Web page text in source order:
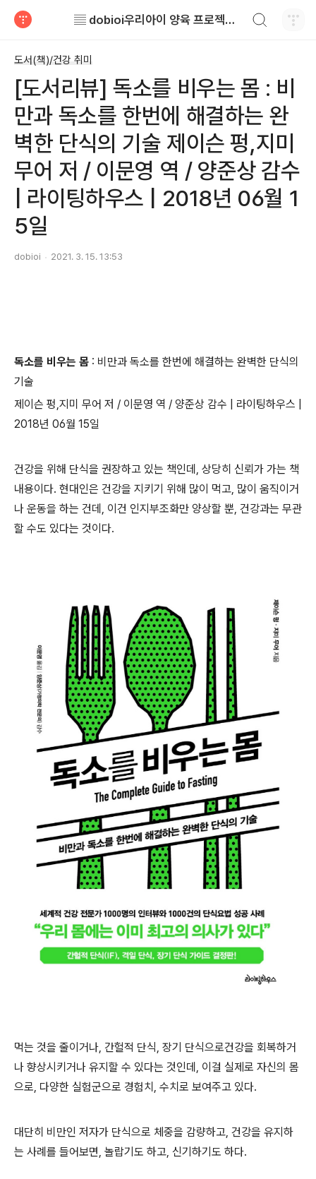
▤ dobioi우리아이 양육 프로젝트 ▤
도서(책)/건강 취미
[도서리뷰] 독소를 비우는 몸 : 비
만과 독소를 한번에 해결하는 완
벽한 단식의 기술 제이슨 펑,지미
무어 저 / 이문영 역 / 양준상 감수
| 라이팅하우스 | 2018년 06월 1
5일
dobioi 2021. 3. 15. 13:53
독소를 비우는 몸 : 비만과 독소를 한번에 해결하는 완벽한 단식의
기술
제이슨 펑,지미 무어 저 / 이문영 역 / 양준상 감수 | 라이팅하우스 |
2018년 06월 15일
건강을 위해 단식을 권장하고 있는 책인데, 상당히 신뢰가 가는 책
내용이다. 현대인은 건강을 지키기 위해 많이 먹고, 많이 움직이거
나 운동을 하는 건데, 이건 인지부조화만 양상할 뿐, 건강과는 무관
할 수도 있다는 것이다.
먹는 것을 줄이거나, 간헐적 단식, 장기 단식으로건강을 회복하거
나 향상시키거나 유지할 수 있다는 것인데, 이걸 실제로 자신의 몸
으로, 다양한 실험군으로 경험치, 수치로 보여주고 있다.
대단히 비만인 저자가 단식으로 체중을 감량하고, 건강을 유지하
는 사례를 들어보면, 놀랍기도 하고, 신기하기도 하다.